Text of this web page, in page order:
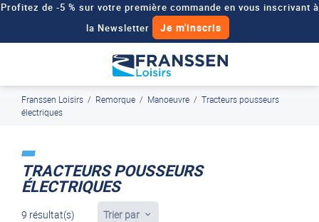
Profitez de -5 % sur votre première commande en vous inscrivant à
la Newsletter
Je m'inscris
Demander un devis
Paiement en ligne sécurisé, en 4x par Paypal J'en profite
Franssen Loisirs / Remorque / Manoeuvre / Tracteurs pousseurs
électriques
TRACTEURS POUSSEURS
ÉLECTRIQUES
9 résultat(s) Trier par